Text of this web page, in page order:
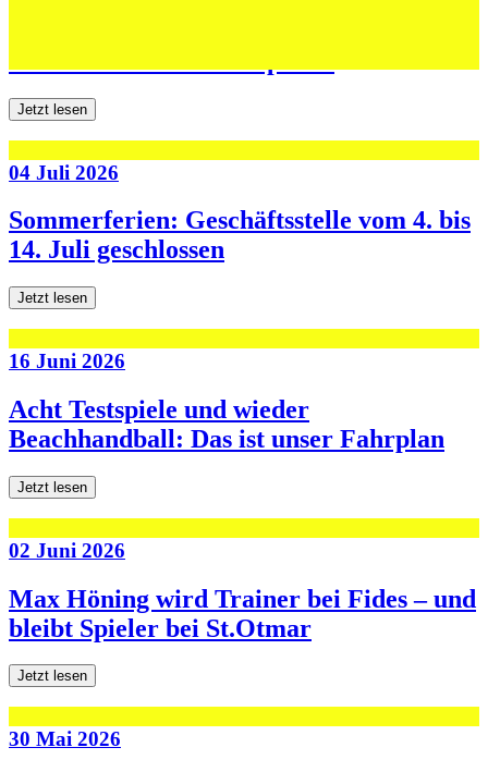
Jetzt lesen
04 Juli 2026
Sommerferien: Geschäftsstelle vom 4. bis
14. Juli geschlossen
Jetzt lesen
16 Juni 2026
Acht Testspiele und wieder
Beachhandball: Das ist unser Fahrplan
Jetzt lesen
02 Juni 2026
Max Höning wird Trainer bei Fides – und
bleibt Spieler bei St.Otmar
Jetzt lesen
30 Mai 2026